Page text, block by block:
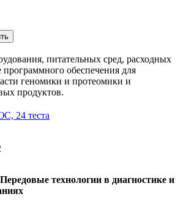
питательных сред, расходных
программного обеспечения для
геномики и протеомики и
продуктов.
24 теста
Передовые технологии в диагностике и